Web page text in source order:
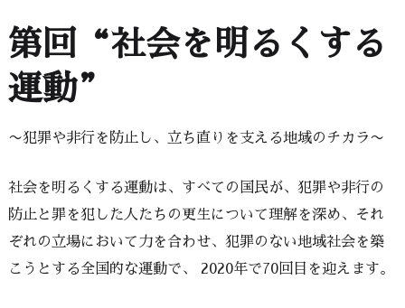
第回“社会を明るくする
運動”
〜犯罪や非行を防止し、立ち直りを支える地域のチカラ〜
社会を明るくする運動は、すべての国民が、犯罪や非行の
防止と罪を犯した人たちの更生について理解を深め、それ
ぞれの立場において力を合わせ、犯罪のない地域社会を築
こうとする全国的な運動で、 2020年で70回目を迎えます。